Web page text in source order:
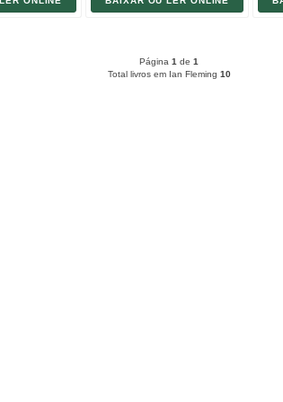
Página1 de1
Total livros em Ian Fleming 10